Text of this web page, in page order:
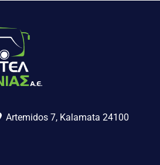
Artemidos 7, Kalamata 24100